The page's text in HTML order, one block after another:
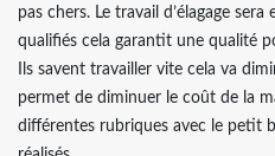
pas chers. Le travail d’élagage
qualifiés cela garantit une qualité
Ils savent travailler vite cela va
permet de diminuer le coût de la
différentes rubriques avec le petit